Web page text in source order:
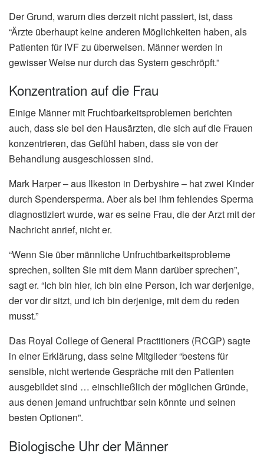
Der Grund, warum dies derzeit nicht passiert, ist, dass
“Ärzte überhaupt keine anderen Möglichkeiten haben, als
Patienten für IVF zu überweisen. Männer werden in
gewisser Weise nur durch das System geschröpft.”
Konzentration auf die Frau
Einige Männer mit Fruchtbarkeitsproblemen berichten
auch, dass sie bei den Hausärzten, die sich auf die Frauen
konzentrieren, das Gefühl haben, dass sie von der
Behandlung ausgeschlossen sind.
Mark Harper – aus Ilkeston in Derbyshire – hat zwei Kinder
durch Spendersperma. Aber als bei ihm fehlendes Sperma
diagnostiziert wurde, war es seine Frau, die der Arzt mit der
Nachricht anrief, nicht er.
“Wenn Sie über männliche Unfruchtbarkeitsprobleme
sprechen, sollten Sie mit dem Mann darüber sprechen”,
sagt er. “Ich bin hier, ich bin eine Person, ich war derjenige,
der vor dir sitzt, und ich bin derjenige, mit dem du reden
musst.”
Das Royal College of General Practitioners (RCGP) sagte
in einer Erklärung, dass seine Mitglieder “bestens für
sensible, nicht wertende Gespräche mit den Patienten
ausgebildet sind … einschließlich der möglichen Gründe,
aus denen jemand unfruchtbar sein könnte und seinen
besten Optionen”.
Biologische Uhr der Männer